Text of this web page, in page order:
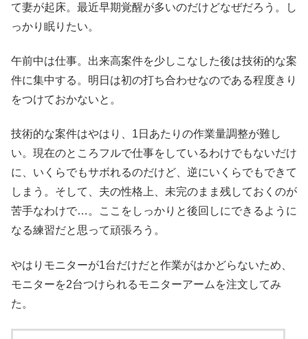
て妻が起床。最近早期覚醒が多いのだけどなぜだろう。し
っかり眠りたい。
午前中は仕事。出来高案件を少しこなした後は技術的な案
件に集中する。明日は初の打ち合わせなのである程度きり
をつけておかないと。
技術的な案件はやはり、1日あたりの作業量調整が難し
い。現在のところフルで仕事をしているわけでもないだけ
に、いくらでもサボれるのだけど、逆にいくらでもできて
しまう。そして、夫の性格上、未完のまま残しておくのが
苦手なわけで…。ここをしっかりと後回しにできるように
なる練習だと思って頑張ろう。
やはりモニターが1台だけだと作業がはかどらないため、
モニターを2台つけられるモニターアームを注文してみ
た。